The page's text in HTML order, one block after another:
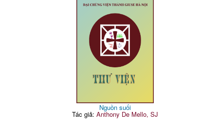
Nguồn suối
Tác giả: Anthony De Mello, SJ